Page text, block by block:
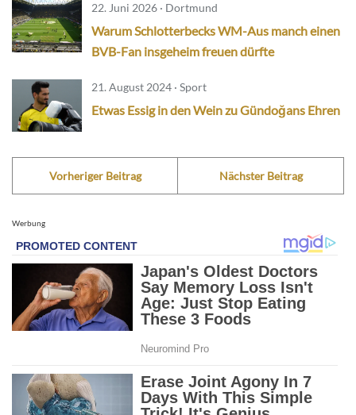
22. Juni 2026 · Dortmund
Warum Schlotterbecks WM-Aus manch einen
BVB-Fan insgeheim freuen dürfte
21. August 2024 · Sport
Etwas Essig in den Wein zu Gündoğans Ehren
Vorheriger Beitrag Nächster Beitrag
Werbung